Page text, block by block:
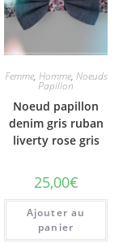
Femme, Homme, Noeuds
Papillon
Noeud papillon
denim gris ruban
liverty rose gris
25,00€
Ajouter au
panier